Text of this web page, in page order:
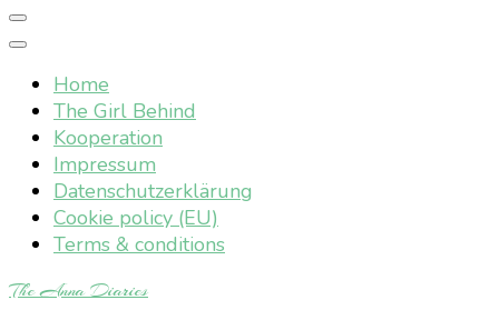
Home
The Girl Behind
Kooperation
Impressum
Datenschutzerklärung
Cookie policy (EU)
Terms & conditions
The Anna Diaries